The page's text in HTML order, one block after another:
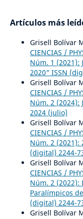
Artículos más
Grisell Bolívar
CIENCIAS /
Núm. 1 (2021):
2020" ISSN
Grisell Bolívar
CIENCIAS /
Núm. 2 (2024):
2024 (julio)
Grisell Bolívar
CIENCIAS /
Núm. 2 (2021):
(digital) 2244-
Grisell Bolívar
CIENCIAS /
Núm. 2 (2022):
Paralímpicos
(digital) 2244-
Grisell Bolívar